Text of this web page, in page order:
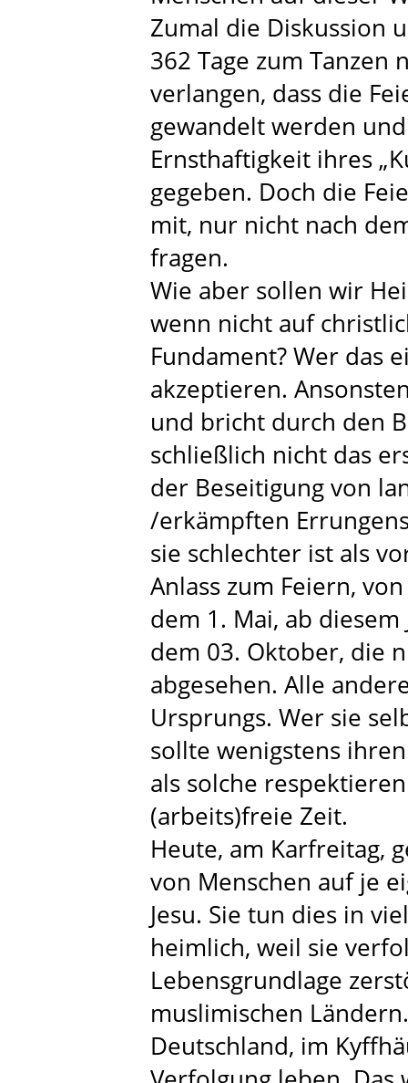
Zumal die Diskussion
362 Tage zum
verlangen, dass die
gewandelt werden
Ernsthaftigkeit ihres
gegeben. Doch die
mit, nur nicht nach
fragen.
Wie aber sollen wir
wenn nicht auf
Fundament? Wer das
akzeptieren.
und bricht durch den
schließlich nicht das
der Beseitigung von
/erkämpften
sie schlechter ist als
Anlass zum Feiern,
dem 1. Mai, ab
dem 03. Oktober, die
abgesehen. Alle
Ursprungs. Wer sie
sollte wenigstens
als solche
(arbeits)freie Zeit.
Heute, am Karfreitag,
von Menschen auf je
Jesu. Sie tun dies in
heimlich, weil sie
Lebensgrundlage
muslimischen
Deutschland, im